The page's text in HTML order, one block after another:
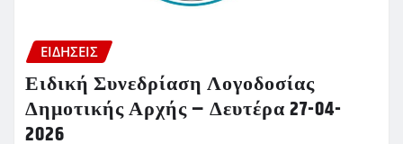
ΕΙΔΗΣΕΙΣ
Ειδική Συνεδρίαση Λογοδοσίας
Δημοτικής Αρχής – Δευτέρα 27-04-
2026